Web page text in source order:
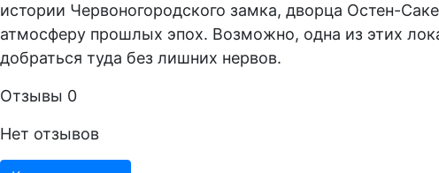
истории Червоногородского замка, дворца Остен-
атмосферу прошлых эпох. Возможно, одна из этих
добраться туда без лишних нервов.
Отзывы 0
Нет отзывов